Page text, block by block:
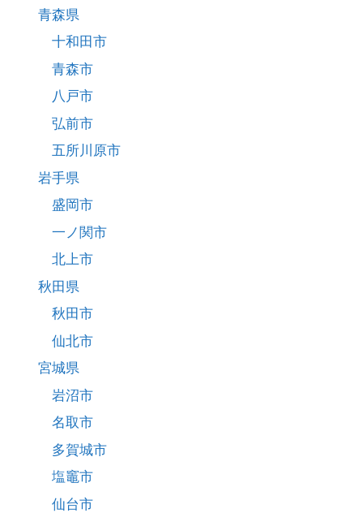
青森県
十和田市
青森市
八戸市
弘前市
五所川原市
岩手県
盛岡市
一ノ関市
北上市
秋田県
秋田市
仙北市
宮城県
岩沼市
名取市
多賀城市
塩竈市
仙台市